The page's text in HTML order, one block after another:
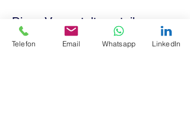
Qualität Ihres integrierten Mikrofons
ein Headset (unserer bisherigen
Erfahrung nach reicht das integrierte
Mikrofon aus)
Diese Veranstaltung teilen
Telefon Email Whatsapp LinkedIn